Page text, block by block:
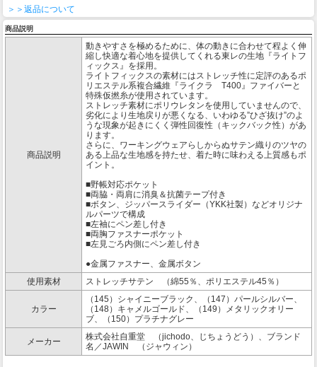
＞＞返品について
商品説明
商品説明
動きやすさを極めるために、体の動きに合わせて程よく伸
縮し快適な着心地を提供してくれる東レの生地『ライトフ
ィックス』を採用。
ライトフィックスの素材にはストレッチ性に定評のあるポ
リエステル系複合繊維『ライクラ T400』ファイバーと
特殊仮撚糸が使用されています。
ストレッチ素材にポリウレタンを使用していませんので、
劣化により生地戻りが悪くなる、いわゆる”ひざ抜け”のよ
うな現象が起きにくく弾性回復性（キックバック性）があ
ります。
さらに、ワーキングウェアらしからぬサテン織りのツヤの
ある上品な生地感を持たせ、着た時に味わえる上質感もポ
イント。
■野帳対応ポケット
■両脇・両肩に消臭＆抗菌テープ付き
■ボタン、ジッパースライダー（YKK社製）などオリジナ
ルパーツで構成
■左袖にペン差し付き
■両胸ファスナーポケット
■左見ごろ内側にペン差し付き
●金属ファスナー、金属ボタン
使用素材
ストレッチサテン （綿55％、ポリエステル45％）
カラー
（145）シャイニーブラック、（147）パールシルバー、
（148）キャメルゴールド、（149）メタリックオリー
ブ、（150）プラチナグレー
メーカー
株式会社自重堂 （jichodo、じちょうどう）、ブランド
名／JAWIN （ジャウィン）